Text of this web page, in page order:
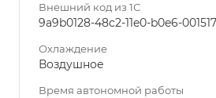
Внешний код из 1С
9a9b0128-48c2-11e0-b0e6-
Охлаждение
Воздушное
Время автономной работы